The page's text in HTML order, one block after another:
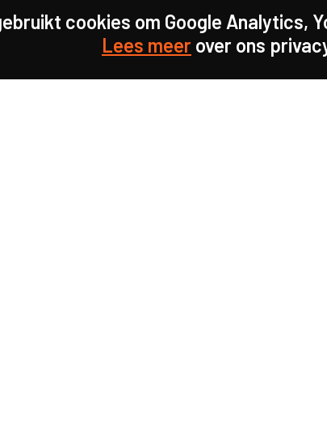
cookies om Google Analytics,
Lees meer over ons